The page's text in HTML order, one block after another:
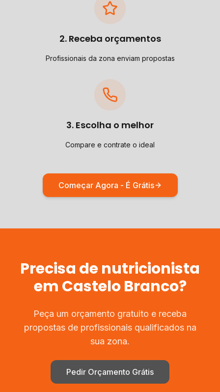
2. Receba orçamentos
Profissionais da zona enviam propostas
3. Escolha o melhor
Compare e contrate o ideal
Começar Agora - É Grátis
Precisa denutricionista
em Castelo Branco?
Peça um orçamento gratuito e receba
propostas de profissionais qualificados na
sua zona.
Pedir Orçamento Grátis